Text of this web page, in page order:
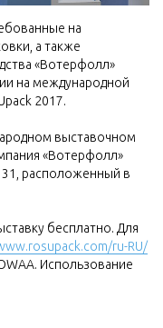
на
а также
«Вотерфолл»
на международной
2017.
выставочном
«Вотерфолл»
расположенный в
бесплатно. Для
ru-RU/
Использование